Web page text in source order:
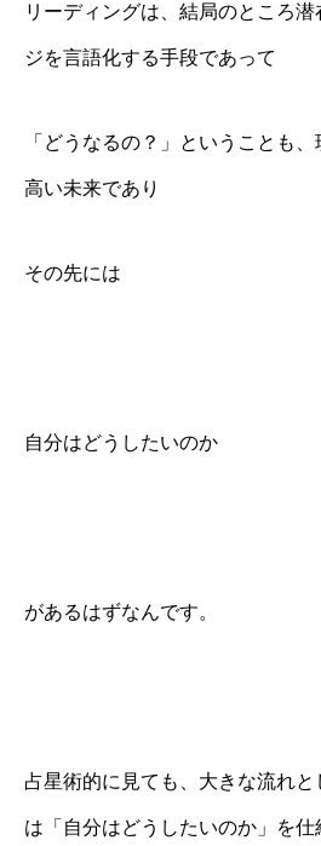
リーディングは、結局のところ
ジを言語化する手段であって
「どうなるの？」ということも
高い未来であり
その先には
自分はどうしたいのか
があるはずなんです。
占星術的に見ても、大きな流れ
は「自分はどうしたいのか」を